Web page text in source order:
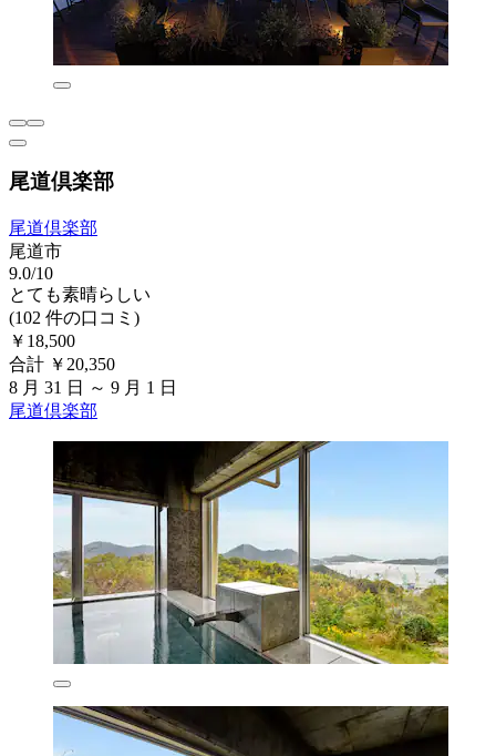
尾道倶楽部
尾道倶楽部
尾道市
9.0/10
とても素晴らしい
(102 件の口コミ)
￥18,500
合計 ￥20,350
8 月 31 日 ～ 9 月 1 日
尾道倶楽部